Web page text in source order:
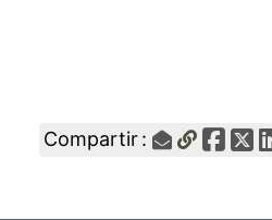
Compartir :